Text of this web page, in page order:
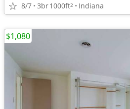
8/7 3br1000ft2 Indiana
$1,080